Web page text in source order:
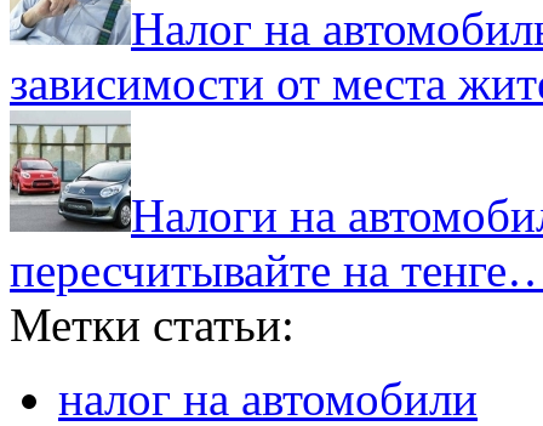
Налог на
зависимости от места
Налоги на
пересчитывайте на
Метки статьи:
налог на автомобили